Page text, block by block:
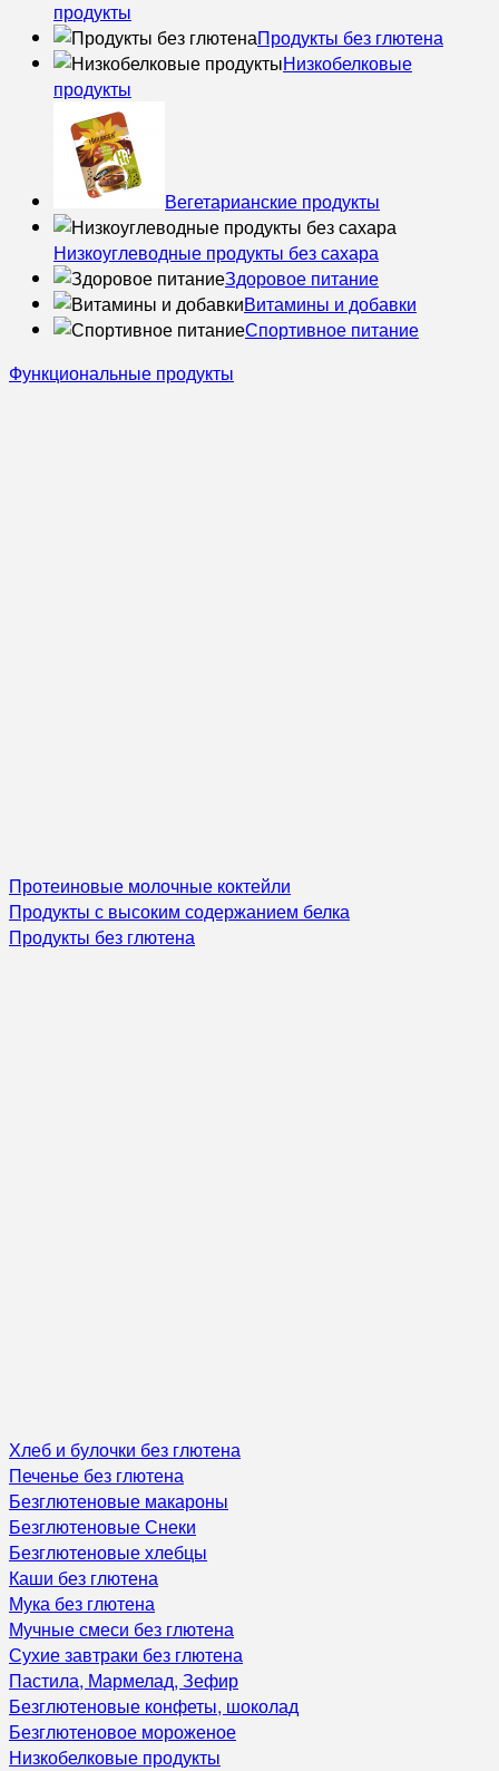
продукты
Продукты без глютена
Низкобелковые
продукты
Вегетарианские продукты
Низкоуглеводные продукты без сахара
Здоровое питание
Витамины и добавки
Спортивное питание
Функциональные продукты
Протеиновые молочные коктейли
Продукты с высоким содержанием белка
Продукты без глютена
Хлеб и булочки без глютена
Печенье без глютена
Безглютеновые макароны
Безглютеновые Снеки
Безглютеновые хлебцы
Каши без глютена
Мука без глютена
Мучные смеси без глютена
Сухие завтраки без глютена
Пастила, Мармелад, Зефир
Безглютеновые конфеты, шоколад
Безглютеновое мороженое
Низкобелковые продукты